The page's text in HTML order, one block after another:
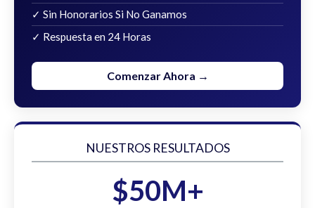
✓ Sin Honorarios Si No Ganamos
✓ Respuesta en 24 Horas
Comenzar Ahora →
NUESTROS RESULTADOS
$50M+